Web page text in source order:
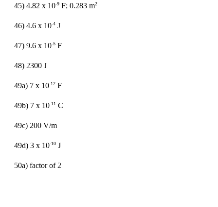
45) 4.82 x 10-9 F; 0.283 m2
46) 4.6 x 10-4 J
47) 9.6 x 10-5 F
48) 2300 J
49a) 7 x 10-12 F
49b) 7 x 10-11 C
49c) 200 V/m
49d) 3 x 10-10 J
50a) factor of 2